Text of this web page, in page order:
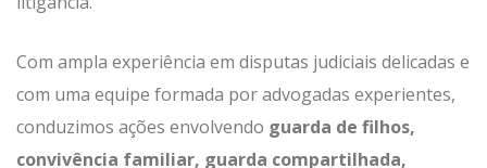
Com ampla experiência em disputas judiciais delicadas e
com uma equipe formada por advogadas experientes,
conduzimos ações envolvendo guarda de filhos,
convivência familiar, guarda compartilhada,